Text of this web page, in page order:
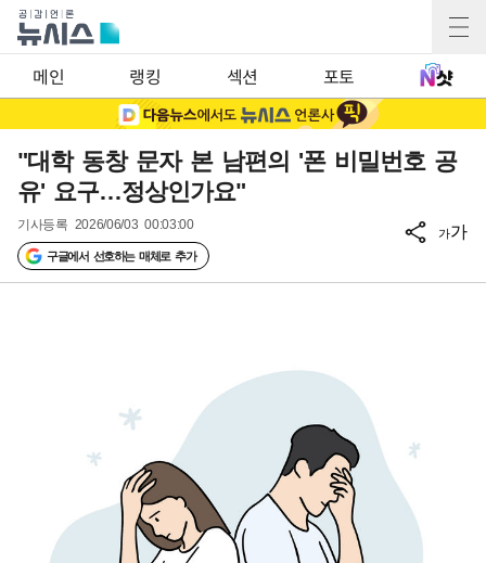
메인 랭킹 섹션 포토
"대학 동창 문자 본 남편의 '폰 비밀번호 공
유' 요구…정상인가요"
기사등록 2026/06/03 00:03:00
구글에서 선호하는 매체로 추가
가가